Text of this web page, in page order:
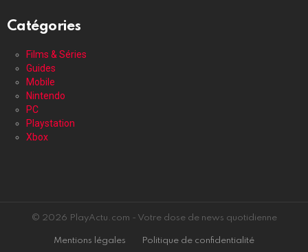
Catégories
Films & Séries
Guides
Mobile
Nintendo
PC
Playstation
Xbox
© 2026 PlayActu.com - Votre dose de news quotidienne
Mentions légales Politique de confidentialité